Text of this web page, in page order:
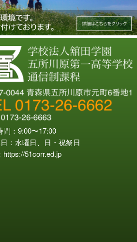
間：9:00〜17:00
：水曜日、日・祝祭日
https://51corr.ed.jp